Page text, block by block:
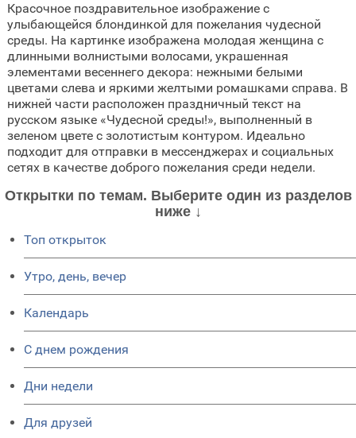
Красочное поздравительное изображение с
улыбающейся блондинкой для пожелания чудесной
среды. На картинке изображена молодая женщина с
длинными волнистыми волосами, украшенная
элементами весеннего декора: нежными белыми
цветами слева и яркими желтыми ромашками справа. В
нижней части расположен праздничный текст на
русском языке «Чудесной среды!», выполненный в
зеленом цвете с золотистым контуром. Идеально
подходит для отправки в мессенджерах и социальных
сетях в качестве доброго пожелания среди недели.
Открытки по темам. Выберите один из разделов
ниже ↓
Топ открыток
Утро, день, вечер
Календарь
C днем рождения
Дни недели
Для друзей